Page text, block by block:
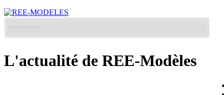
L'actualité de REE-Modèles